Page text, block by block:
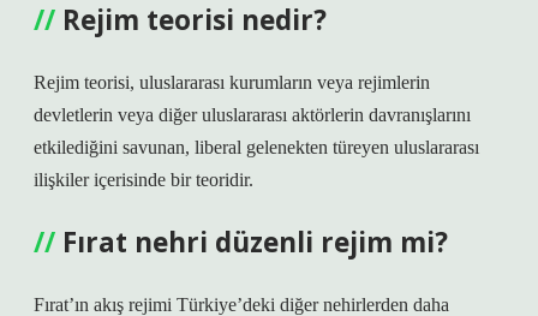
Rejim teorisi nedir?
Rejim teorisi, uluslararası kurumların veya rejimlerin
devletlerin veya diğer uluslararası aktörlerin davranışlarını
etkilediğini savunan, liberal gelenekten türeyen uluslararası
ilişkiler içerisinde bir teoridir.
Fırat nehri düzenli rejim mi?
Fırat’ın akış rejimi Türkiye’deki diğer nehirlerden daha